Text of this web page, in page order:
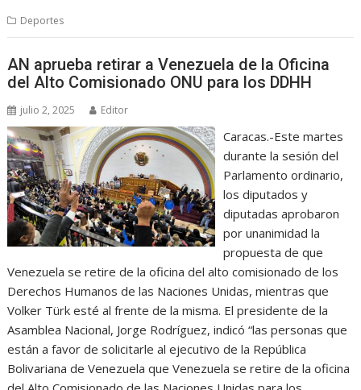
Deportes
AN aprueba retirar a Venezuela de la Oficina
del Alto Comisionado ONU para los DDHH
julio 2, 2025 Editor
Caracas.-Este martes
durante la sesión del
Parlamento ordinario,
los diputados y
diputadas aprobaron
por unanimidad la
propuesta de que
Venezuela se retire de la oficina del alto comisionado de los
Derechos Humanos de las Naciones Unidas, mientras que
Volker Türk esté al frente de la misma. El presidente de la
Asamblea Nacional, Jorge Rodríguez, indicó “las personas que
están a favor de solicitarle al ejecutivo de la República
Bolivariana de Venezuela que Venezuela se retire de la oficina